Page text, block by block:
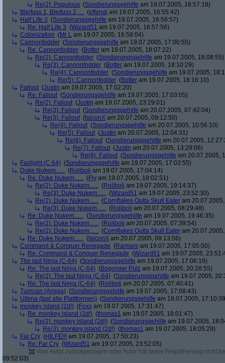
Re(2): Populous (Sondierungsgehilfe am 19.07.2005, 16:57:18)
Bleifuss 1, Bleifuss 2, ... (effendi am 19.07.2005, 16:55:42)
Half Life 3 (Sondierungsgehilfe am 19.07.2005, 16:56:57)
Re: Half Life 3 (Wizard51 am 19.07.2005, 16:57:56)
Colonization (Mr L am 19.07.2005, 16:58:04)
Cannonfodder (Sondierungsgehilfe am 19.07.2005, 17:00:55)
Re: Cannonfodder (Botter am 19.07.2005, 18:07:22)
Re(2): Cannonfodder (Sondierungsgehilfe am 19.07.2005, 18:08:55)
Re(3): Cannonfodder (Botter am 19.07.2005, 18:10:29)
Re(4): Cannonfodder (Sondierungsgehilfe am 19.07.2005,
Re(5): Cannonfodder (Botter am 19.07.2005, 18:16:10)
Fallout (Justin am 19.07.2005, 17:02:20)
Re: Fallout (Sondierungsgehilfe am 19.07.2005, 17:03:05)
Re(2): Fallout (Justin am 19.07.2005, 23:29:01)
Re(3): Fallout (Sondierungsgehilfe am 20.07.2005, 07:42:04)
Re(3): Fallout (falconX am 20.07.2005, 09:12:50)
Re(4): Fallout (Sondierungsgehilfe am 20.07.2005, 10:56:10)
Re(5): Fallout (Justin am 20.07.2005, 12:04:31)
Re(6): Fallout (Sondierungsgehilfe am 20.07.2005,
Re(7): Fallout (Justin am 20.07.2005, 13:29:06)
Re(8): Fallout (Sondierungsgehilfe am 20.07.2005,
Fairlight (C 64) (Sondierungsgehilfe am 19.07.2005, 17:03:55)
Duke Nukem...... (Roliboli am 19.07.2005, 17:04:14)
Re: Duke Nukem...... (Fly am 19.07.2005, 18:02:51)
Re(2): Duke Nukem...... (Roliboli am 19.07.2005, 19:14:37)
Re(3): Duke Nukem...... (Wizard51 am 19.07.2005, 23:52:30)
Re(2): Duke Nukem...... (Cornflakes Outta Skull Eater am
Re(3): Duke Nukem...... (Roliboli am 20.07.2005, 08:29:48)
Re: Duke Nukem...... (Sondierungsgehilfe am 19.07.2005, 19:46:35)
Re(2): Duke Nukem...... (Roliboli am 20.07.2005, 07:39:54)
Re(2): Duke Nukem...... (Cornflakes Outta Skull Eater am
Re: Duke Nukem...... (falconX am 20.07.2005, 09:13:56)
Command & Conquer Renegade (Ramses am 19.07.2005, 17:05:00)
Re: Command & Conquer Renegade (Wizard51 am 19.07.2005,
The last Ninja (C-64) (Sondierungsgehilfe am 19.07.2005, 17:06:19)
Re: The last Ninja (C-64) (Bogomier Pütz am 19.07.2005, 20:28:55)
Re(2): The last Ninja (C-64) (Sondierungsgehilfe am 19.07.2005,
Re: The last Ninja (C-64) (Roliboli am 20.07.2005, 07:40:41)
Turrican (Amiga) (Sondierungsgehilfe am 19.07.2005, 17:08:43)
Ultima (fast alle Plattformen) (Sondierungsgehilfe am 19.07.2005,
monkey island (2d!) (Foxx am 19.07.2005, 17:31:47)
Re: monkey island (2d!) (thomas1 am 19.07.2005, 18:01:47)
Re(2): monkey island (2d!) (Sondierungsgehilfe am 19.07.2005,
Re(3): monkey island (2d!) (thomas1 am 19.07.2005, 18:05:29)
Far Cry (HILFE!!! am 19.07.2005, 17:50:23)
Re: Far Cry (Wizard51 am 19.07.2005, 23:52:05)
Vom Autor zurückgezogen oder Autor hat seine Registrierung nicht
09:52:03)